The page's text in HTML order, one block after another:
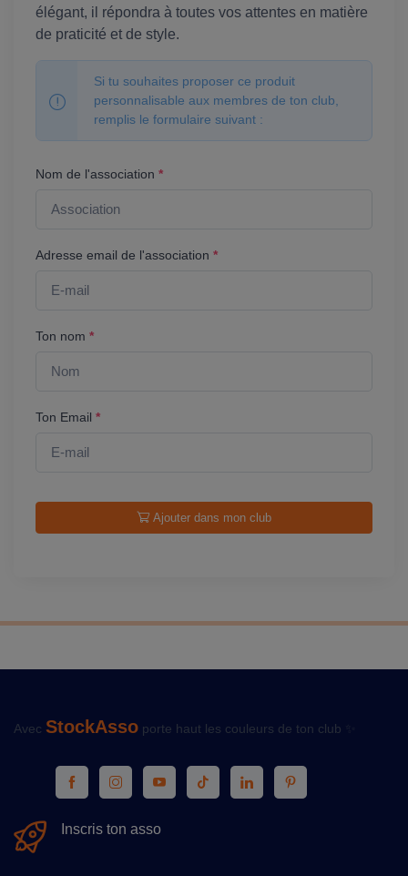
élégant, il répondra à toutes vos attentes en matière
de praticité et de style.
Si tu souhaites proposer ce produit
personnalisable aux membres de ton club,
remplis le formulaire suivant :
Nom de l'association *
Adresse email de l'association *
Ton nom *
Ton Email *
Ajouter dans mon club
Avec StockAsso porte haut les couleurs de ton club ✨
Inscris ton asso